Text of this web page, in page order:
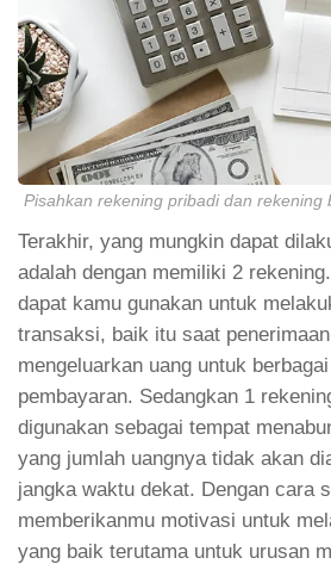
Pisahkan rekening pribadi dan rekening
Terakhir, yang mungkin dapat
adalah dengan memiliki 2
dapat kamu gunakan untuk
transaksi, baik itu saat
mengeluarkan uang untuk
pembayaran. Sedangkan 1
digunakan sebagai tempat
yang jumlah uangnya tidak akan
jangka waktu dekat. Dengan cara
memberikanmu motivasi untuk
yang baik terutama untuk urusan